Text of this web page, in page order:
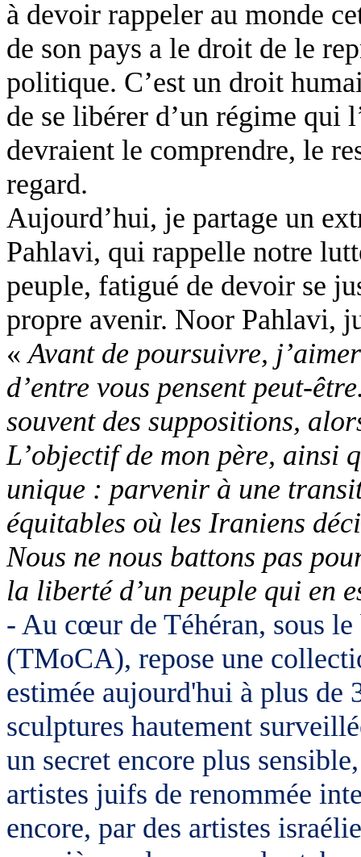
à devoir rappeler au monde
de son pays a le droit de le
politique. C’est un droit
de se libérer d’un régime qui
devraient le comprendre, le
regard.
Aujourd’hui, je partage un
Pahlavi, qui rappelle notre
peuple, fatigué de devoir se
propre avenir. Noor Pahlavi,
«Avant de poursuivre,
d’entre vous pensent peut-
souvent des suppositions,
L’objectif de mon père, ainsi
unique : parvenir à une
équitables où les Iraniens
Nous ne nous battons pas
la liberté d’un peuple qui en
- Au cœur de Téhéran, sous
(TMoCA), repose une
estimée aujourd'hui à plus
sculptures hautement
un secret encore plus
artistes juifs de renommée
encore, par des artistes